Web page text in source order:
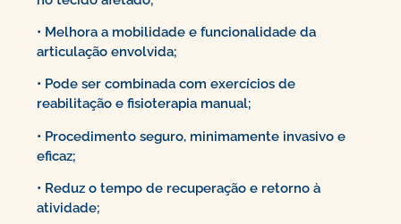
• Melhora a mobilidade e funcionalidade da
articulação envolvida;
• Pode ser combinada com exercícios de
reabilitação e fisioterapia manual;
• Procedimento seguro, minimamente invasivo e
eficaz;
• Reduz o tempo de recuperação e retorno à
atividade;